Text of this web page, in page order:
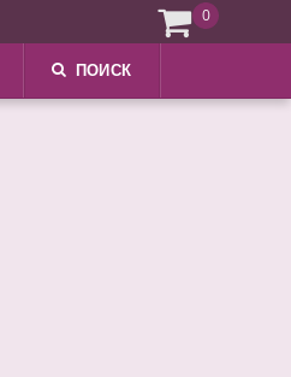
ПОИСК
0